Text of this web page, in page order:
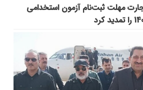
مهلت ثبت‌نام آزمون استخدامی